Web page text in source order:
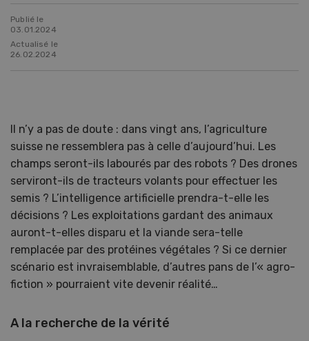
Publié le
03.01.2024
Actualisé le
26.02.2024
Il n’y a pas de doute : dans vingt ans, l’agriculture
suisse ne ressemblera pas à celle d’aujourd’hui. Les
champs seront-ils labourés par des robots ? Des drones
serviront-ils de tracteurs volants pour effectuer les
semis ? L’intelligence artificielle prendra-t-elle les
décisions ? Les exploitations gardant des animaux
auront-t-elles disparu et la viande sera-telle
remplacée par des protéines végétales ? Si ce dernier
scénario est invraisemblable, d’autres pans de l’« agro-
fiction » pourraient vite devenir réalité…
A la recherche de la vérité